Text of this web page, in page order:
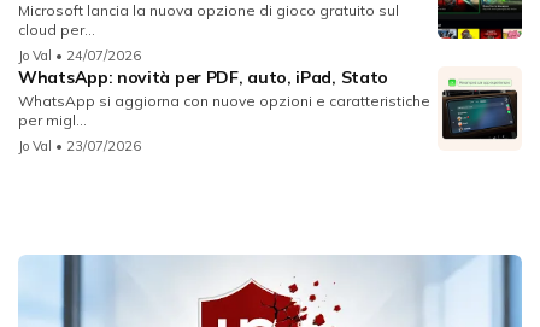
Microsoft lancia la nuova opzione di gioco gratuito sul
cloud per...
Jo Val • 24/07/2026
WhatsApp: novità per PDF, auto, iPad, Stato
WhatsApp si aggiorna con nuove opzioni e caratteristiche
per migl...
Jo Val • 23/07/2026